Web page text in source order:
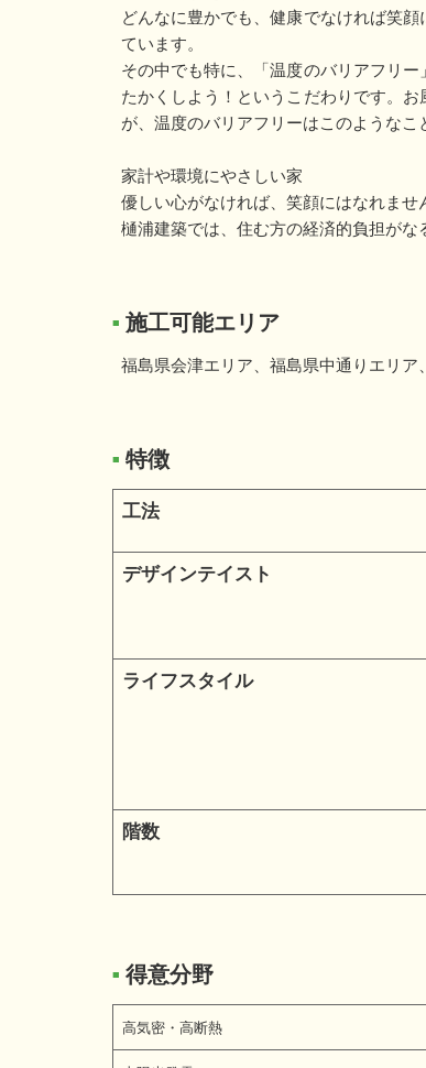
どんなに豊かでも、健康でなければ笑
ています。
その中でも特に、「温度のバリアフリ
たかくしよう！というこだわりです。
が、温度のバリアフリーはこのようなこ
家計や環境にやさしい家
優しい心がなければ、笑顔にはなれませ
樋浦建築では、住む方の経済的負担がな
■ 施工可能エリア
福島県会津エリア、福島県中通りエリア
■ 特徴
工法
デザインテイスト
ライフスタイル
階数
■ 得意分野
高気密・高断熱